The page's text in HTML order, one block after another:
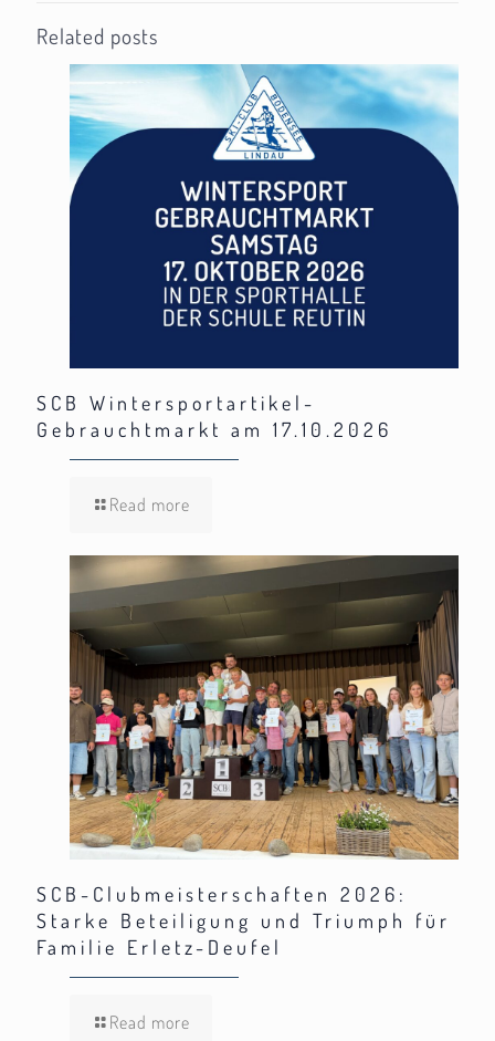
Related posts
SCB Wintersportartikel-
Gebrauchtmarkt am 17.10.2026
Read more
SCB-Clubmeisterschaften 2026:
Starke Beteiligung und Triumph für
Familie Erletz-Deufel
Read more